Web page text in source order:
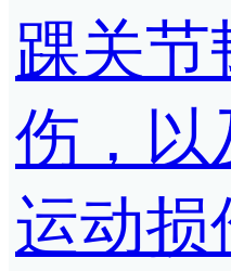
踝关节
伤，以
运动损